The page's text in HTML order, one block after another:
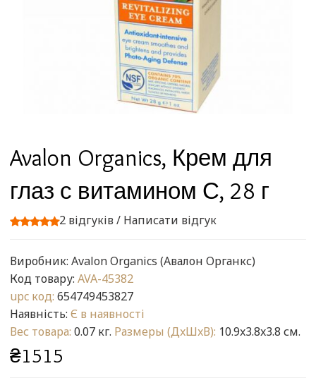
Avalon Organics, Крем для
глаз с витамином С, 28 г
2 відгуків/ Написати відгук
Виробник: Avalon Organics (Авалон Органкс)
Код товару: AVA-45382
upc код: 654749453827
Наявність: Є в наявності
Вес товара: 0.07 кг. Размеры (ДxШxВ): 10.9x3.8x3.8 см.
₴1515